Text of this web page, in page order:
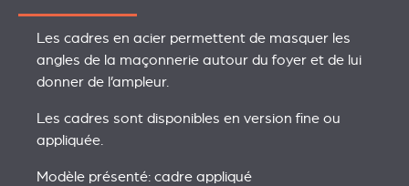
Les cadres en acier permettent de masquer les
angles de la maçonnerie autour du foyer et de lui
donner de l’ampleur.
Les cadres sont disponibles en version fine ou
appliquée.
Modèle présenté: cadre appliqué